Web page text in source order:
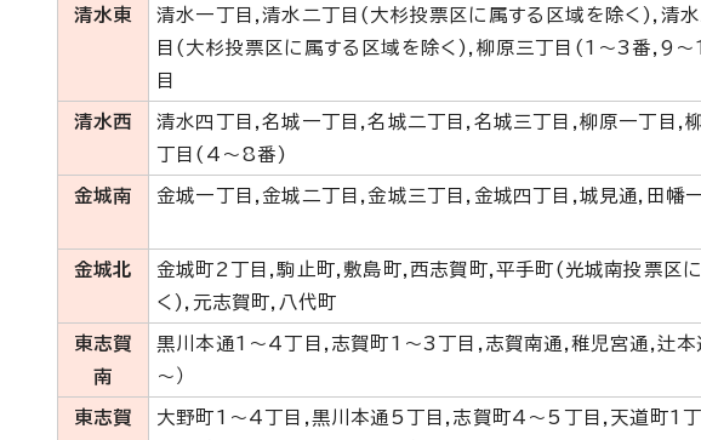
清水東
清水一丁目,清水二丁目(大杉投票区に属する区域を除く),清
目(大杉投票区に属する区域を除く),柳原三丁目(1～3番,9
目
清水西
清水四丁目,名城一丁目,名城二丁目,名城三丁目,柳原一丁目,
丁目(4～8番)
金城南 金城一丁目,金城二丁目,金城三丁目,金城四丁目,城見通,田幡
金城北
金城町2丁目,駒止町,敷島町,西志賀町,平手町(光城南投票区
く),元志賀町,八代町
東志賀
南
黒川本通1～4丁目,志賀町1～3丁目,志賀南通,稚児宮通,辻
～）
東志賀
大野町1～4丁目,黒川本通5丁目,志賀町4～5丁目,天道町1丁